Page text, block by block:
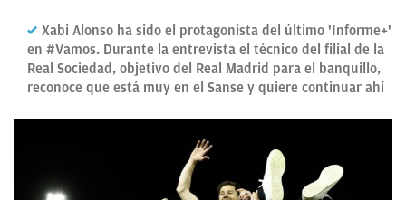
CANTERA
FICHAJES
DIRECTO
PAPARAZZI
Xabi Alonso ha sido el protagonista del último 'Informe+'
en #Vamos. Durante la entrevista el técnico del filial de la
Real Sociedad, objetivo del Real Madrid para el banquillo,
reconoce que está muy en el Sanse y quiere continuar ahí